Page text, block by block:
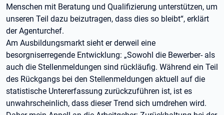
Menschen mit Beratung und Qualifizierung unterstützen, um
unseren Teil dazu beizutragen, dass dies so bleibt“, erklärt
der Agenturchef.
Am Ausbildungsmarkt sieht er derweil eine
besorgniserregende Entwicklung: „Sowohl die Bewerber- als
auch die Stellenmeldungen sind rückläufig. Während ein Teil
des Rückgangs bei den Stellenmeldungen aktuell auf die
statistische Untererfassung zurückzuführen ist, ist es
unwahrscheinlich, dass dieser Trend sich umdrehen wird.